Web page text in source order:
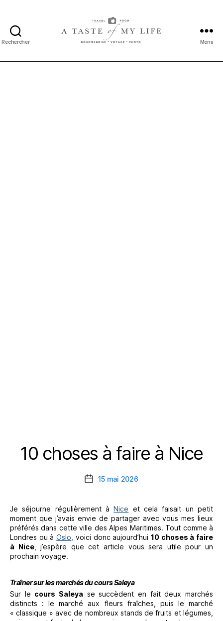
Rechercher
taste
Menu
Catégories
10 choses à faire à Nice
Date15 mai 2026
Je séjourne régulièrement àNice et cela faisait un petit
moment que j’avais envie de partager avec vous mes lieux
préférés dans cette ville des Alpes Maritimes. Tout comme à
Londres ou àOslo , voici donc aujourd’hui 10 choses à faire
à Nice, j’espère que cet article vous sera utile pour un
prochain voyage.
Traîner sur les marchés du cours Saleya
Sur le cours Saleya se succèdent en fait deux marchés
distincts : le marché aux fleurs fraîches, puis le marché
« classique » avec de nombreux stands de fruits et légumes,